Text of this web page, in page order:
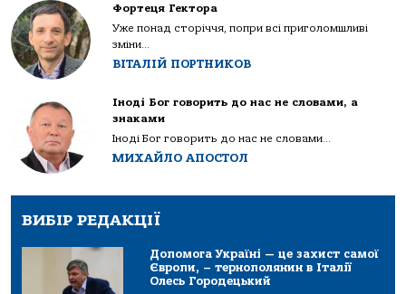
Фортеця Гектора
Уже понад сторіччя, попри всі приголомшливі
зміни...
ВІТАЛІЙ ПОРТНИКОВ
Іноді Бог говорить до нас не словами, а
знаками
Іноді Бог говорить до нас не словами...
МИХАЙЛО АПОСТОЛ
ВИБІР РЕДАКЦІЇ
Допомога Україні — це захист самої
Європи, – тернополянин в Італії
Олесь Городецький